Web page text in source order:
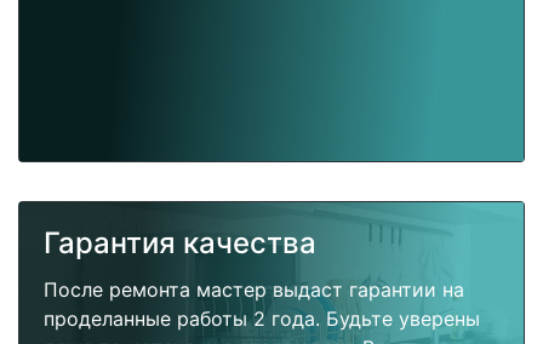
Гарантия качества
После ремонта мастер выдаст гарантии на
проделанные работы 2 года. Будьте уверены